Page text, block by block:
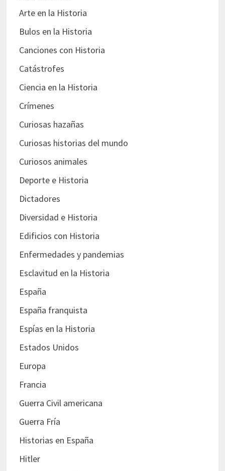
Arte en la Historia
Bulos en la Historia
Canciones con Historia
Catástrofes
Ciencia en la Historia
Crímenes
Curiosas hazañas
Curiosas historias del mundo
Curiosos animales
Deporte e Historia
Dictadores
Diversidad e Historia
Edificios con Historia
Enfermedades y pandemias
Esclavitud en la Historia
España
España franquista
Espías en la Historia
Estados Unidos
Europa
Francia
Guerra Civil americana
Guerra Fría
Historias en España
Hitler